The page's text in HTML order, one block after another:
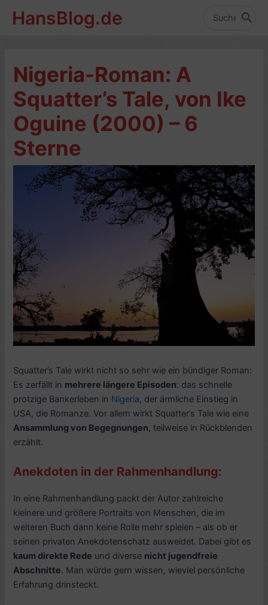
InhaltHansBlog.de
Search
Nigeria-Roman: A
Squatter’s Tale, von Ike
Oguine (2000) – 6
Sterne
Squatter’s Tale wirkt nicht so sehr wie ein bündiger Roman:
Es zerfällt in mehrere längere Episoden: das schnelle
protzige Bankerleben in Nigeria, der ärmliche Einstieg in
USA, die Romanze. Vor allem wirkt Squatter’s Tale wie eine
Ansammlung von Begegnungen, teilweise in Rückblenden
erzählt.
Anekdoten in der Rahmenhandlung:
In eine Rahmenhandlung packt der Autor zahlreiche
kleinere und größere Portraits von Menschen, die im
weiteren Buch dann keine Rolle mehr spielen – als ob er
seinen privaten Anekdotenschatz ausweidet. Dabei gibt es
kaum direkte Rede und diverse nicht jugendfreie
Abschnitte. Man würde gern wissen, wieviel persönliche
Erfahrung drinsteckt.